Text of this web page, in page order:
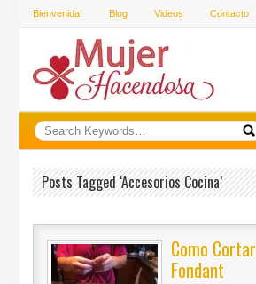
Bienvenida! Blog Videos Contacto
Posts Tagged ‘accesorios Cocina’
Como
Fondant